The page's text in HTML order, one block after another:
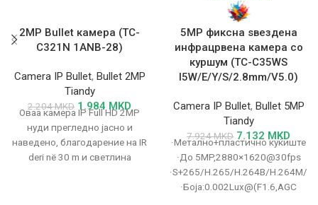
2MP Bullet камера (TC-
C321N 1ANB-28)
Camera IP Bullet, Bullet 2MP
Tiandy
2.204MKD 1.984 MKD
Оваа камера IP Full HD 2MP
нуди прегледно јасно и
наведено, благодарение на IR
deri në 30 m и светлина
5MP фиксна ѕвездена
инфрацрвена камера со
куршум (TC-C35WS
I5W/E/Y/S/2.8mm/V5.0)
Camera IP Bullet, Bullet 5MP
Tiandy
7.924MKD 7.132 MKD
·Метално+пластично куќиште
·До 5MP,2880×1620@30fps
·S+265/H.265/H.264B/H.264M/
·Боја:0.002Lux@(F1.6,AGC